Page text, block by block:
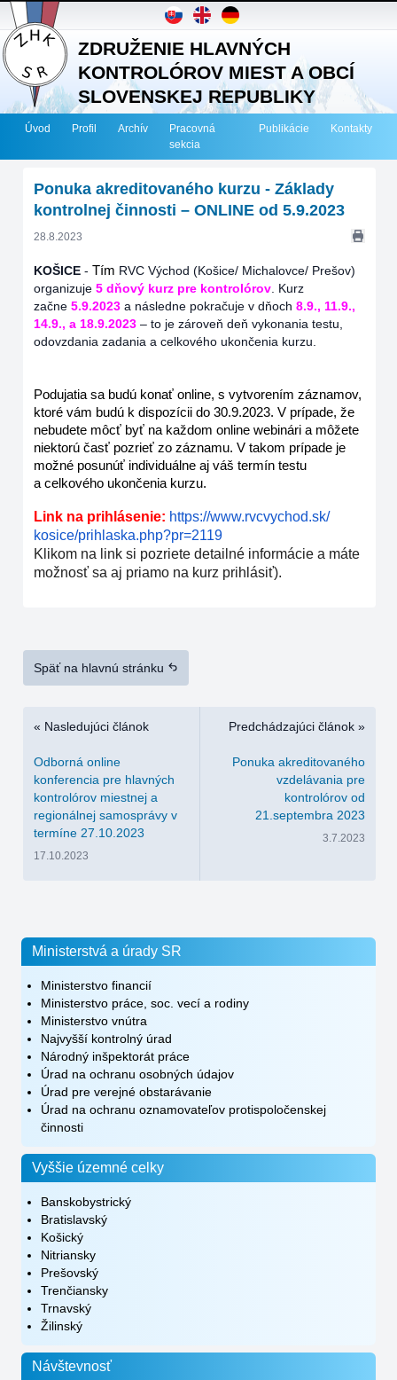
ZDRUŽENIE HLAVNÝCH
KONTROLÓROV MIEST A OBCÍ
SLOVENSKEJ REPUBLIKY
Úvod Profil Archív
Pracovná
sekcia
Publikácie Kontakty
Ministerstvá a úrady SR
Ministerstvo financií
Ministerstvo práce, soc. vecí a rodiny
Ministerstvo vnútra
Najvyšší kontrolný úrad
Národný inšpektorát práce
Úrad na ochranu osobných údajov
Úrad pre verejné obstarávanie
Úrad na ochranu oznamovateľov protispoločenskej
činnosti
Vyššie územné celky
Banskobystrický
Bratislavský
Košický
Nitriansky
Prešovský
Trenčiansky
Trnavský
Žilinský
Návštevnosť
Ponuka akreditovaného kurzu - Základy
kontrolnej činnosti – ONLINE od 5.9.2023
28.8.2023
KOŠICE - Tím RVC Východ (Košice/ Michalovce/ Prešov)
organizuje 5 dňový kurz pre kontrolórov . Kurz
začne 5.9.2023 a následne pokračuje v dňoch 8.9., 11.9.,
14.9., a 18.9.2023 – to je zároveň deň vykonania testu,
odovzdania zadania a celkového ukončenia kurzu.
Podujatia sa budú konať online, s vytvorením záznamov,
ktoré vám budú k dispozícii do 30.9.2023. V prípade, že
nebudete môcť byť na každom online webinári a môžete
niektorú časť pozrieť zo záznamu. V takom prípade je
možné posunúť individuálne aj váš termín testu
a celkového ukončenia kurzu.
Link na prihlásenie: https://www.rvcvychod.sk/
kosice/prihlaska.php?pr=2119
Klikom na link si pozriete detailné informácie a máte
možnosť sa aj priamo na kurz prihlásiť).
Späť na hlavnú stránku
« Nasledujúci článok
Odborná online
konferencia pre hlavných
kontrolórov miestnej a
regionálnej samosprávy v
termíne 27.10.2023
17.10.2023
Predchádzajúci článok »
Ponuka akreditovaného
vzdelávania pre
kontrolórov od
21.septembra 2023
3.7.2023